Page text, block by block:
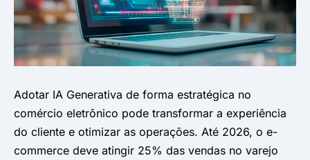
Adotar IA Generativa de forma estratégica no
comércio eletrônico pode transformar a experiência
do cliente e otimizar as operações. Até 2026, o e-
commerce deve atingir 25% das vendas no varejo